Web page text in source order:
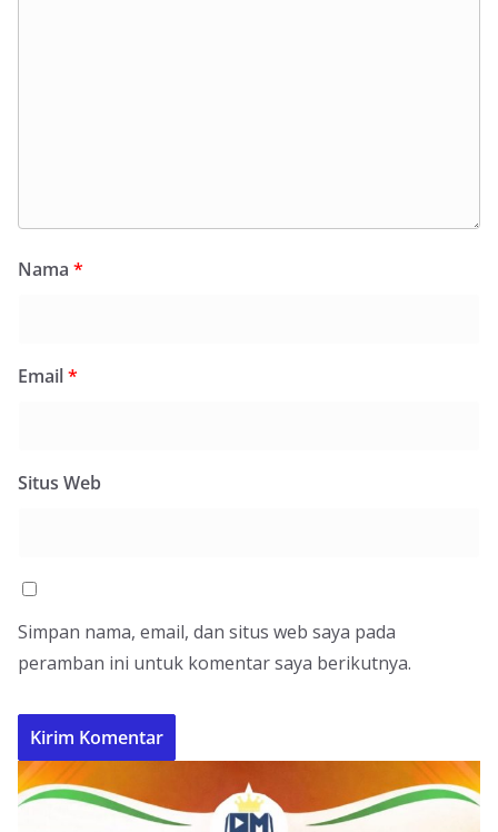
Nama *
Email*
Situs Web
Simpan nama, email, dan situs web saya pada
peramban ini untuk komentar saya berikutnya.